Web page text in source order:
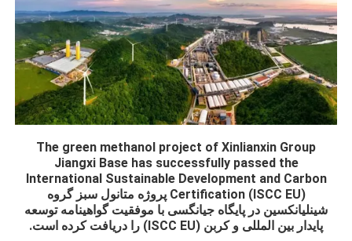
The green methanol project of Xinlianxin Group
Jiangxi Base has successfully passed the
International Sustainable Development and Carbon
Certification (ISCC EU) پروژه متانول سبز گروه
شینلیانکسین در پایگاه جیانگسی با موفقیت گواهینامه توسعه
پایدار بین المللی و کربن (ISCC EU) را دریافت کرده است.